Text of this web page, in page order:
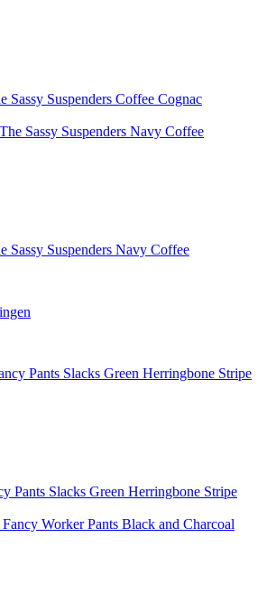
Sassy Suspenders Coffee Cognac
Sassy Suspenders Navy Coffee
Pants Slacks Green Herringbone Stripe